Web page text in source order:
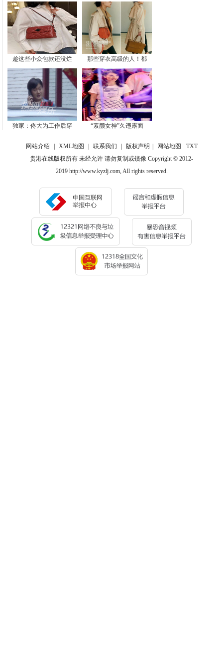
趁这些小众包款还没烂 那些穿衣高级的人！都
独家：佟大为工作后穿 “素颜女神”久违露面
网站介绍 XML地图 联系我们 版权声明 网站地图
TXT
贵港在线版权所有 未经允许 请勿复制或镜像 Copyright © 2012-
2019 http://www.kyzlj.com, All rights reserved.